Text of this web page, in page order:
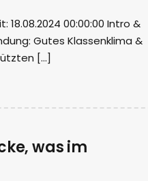
00:00:00 Intro &
Gutes Klassenklima &
[…]
was im